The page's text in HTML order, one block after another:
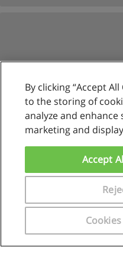
Copyright © Educaedu
By clicking “Accept
to the storing of
analyze and
marketing and
Accept